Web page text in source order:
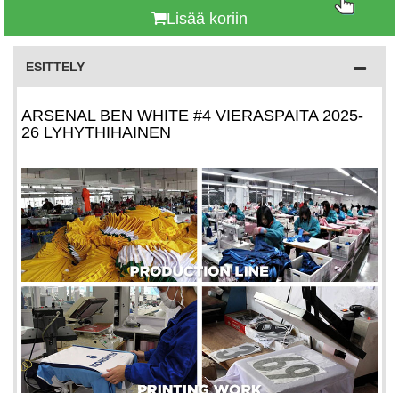
Lisää koriin
ESITTELY
ARSENAL BEN WHITE #4 VIERASPAITA 2025-
26 LYHYTHIHAINEN